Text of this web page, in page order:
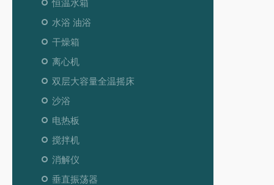
恒温水箱
水浴 油浴
干燥箱
离心机
双层大容量全温摇床
沙浴
电热板
搅拌机
消解仪
垂直振荡器